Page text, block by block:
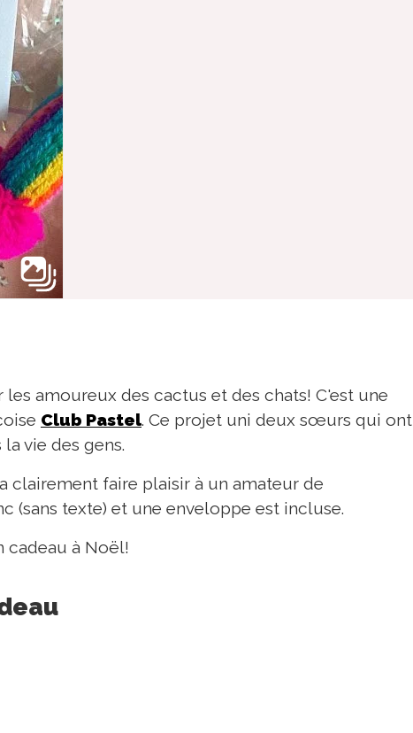
amoureux des cactus et des chats! C'est une
Club Pastel. Ce projet uni deux sœurs qui ont
vie des gens.
faire plaisir à un amateur de
(sans texte) et une enveloppe est incluse.
cadeau à Noël!